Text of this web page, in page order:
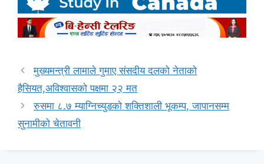
मुख्यमन्त्री लामाले गुमाए संसदीय दलको नेताको
हैसियत,अविश्वासको पक्षमा २२ मत
रुसमा ८.७ म्याग्निच्युडको शक्तिशाली भूकम्प, जापानसम्म
सुनामीको चेतावनी